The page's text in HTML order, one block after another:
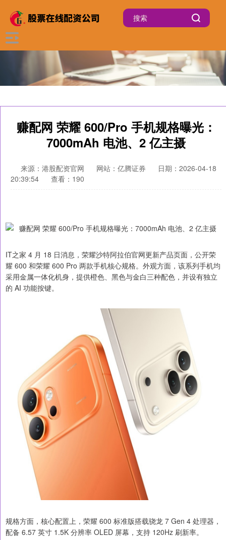
赚配网 荣耀 600/Pro 手机规格曝光：
7000mAh 电池、2 亿主摄
来源：港股配资官网 网站：亿腾证券
日期：2026-04-18
20:39:54
查看：190
IT之家 4 月 18 日消息，荣耀沙特阿拉伯官网更新产品页面，公开荣
耀 600 和荣耀 600 Pro 两款手机核心规格。外观方面，该系列手机均
采用金属一体化机身，提供橙色、黑色与金白三种配色，并设有独立
的 AI 功能按键。
规格方面，核心配置上，荣耀 600 标准版搭载骁龙 7 Gen 4 处理器，
配备 6.57 英寸 1.5K 分辨率 OLED 屏幕，支持 120Hz 刷新率。